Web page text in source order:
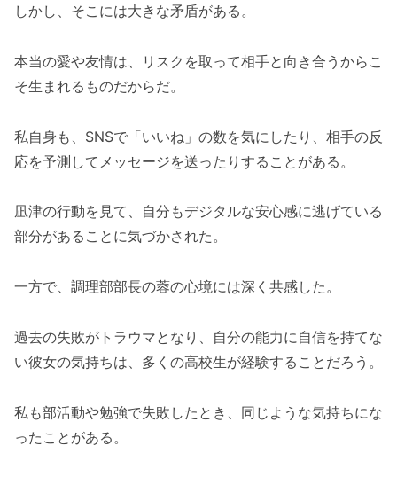
しかし、そこには大きな矛盾がある。
本当の愛や友情は、リスクを取って相手と向き合うからこ
そ生まれるものだからだ。
私自身も、SNSで「いいね」の数を気にしたり、相手の反
応を予測してメッセージを送ったりすることがある。
凪津の行動を見て、自分もデジタルな安心感に逃げている
部分があることに気づかされた。
一方で、調理部部長の蓉の心境には深く共感した。
過去の失敗がトラウマとなり、自分の能力に自信を持てな
い彼女の気持ちは、多くの高校生が経験することだろう。
私も部活動や勉強で失敗したとき、同じような気持ちにな
ったことがある。